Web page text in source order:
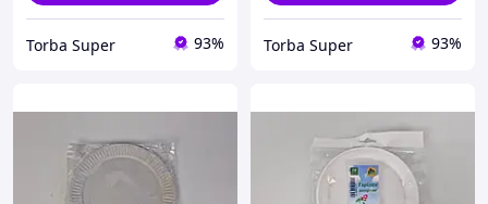
Torba Super 93% Torba Super 93%